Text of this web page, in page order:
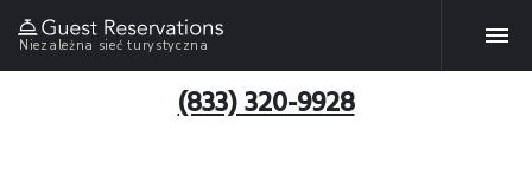
Niezależna sieć turystyczna
(833) 320-9928